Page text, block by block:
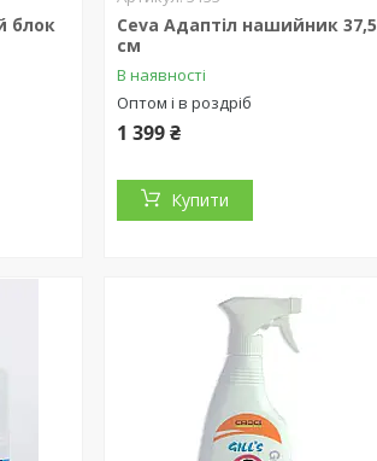
блок
Ceva Адаптіл нашийник 37,5
см
В наявності
Оптом і в роздріб
1 399 ₴
Купити